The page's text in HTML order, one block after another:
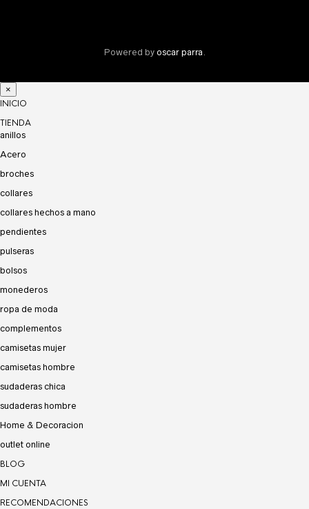
Powered by oscar parra .
×
INICIO
TIENDA
anillos
Acero
broches
collares
collares hechos a mano
pendientes
pulseras
bolsos
monederos
ropa de moda
complementos
camisetas mujer
camisetas hombre
sudaderas chica
sudaderas hombre
Home & Decoracion
outlet online
BLOG
MI CUENTA
RECOMENDACIONES